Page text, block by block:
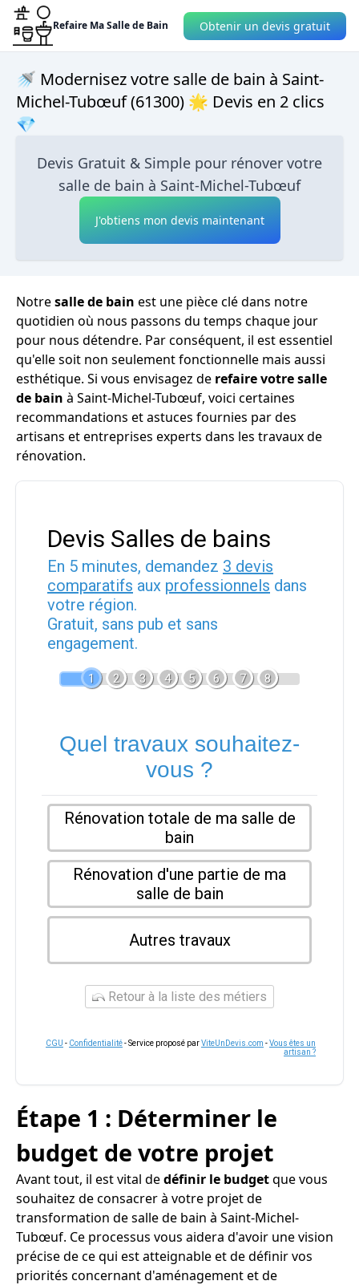
Refaire Ma Salle de Bain Obtenir un devis gratuit
🚿 Modernisez votre salle de bain à Saint-
Michel-Tubœuf (61300) 🌟 Devis en 2 clics
💎
Devis Gratuit & Simple pour rénover votre
salle de bain à Saint-Michel-Tubœuf
J'obtiens mon devis maintenant
Notresalle de bain est une pièce clé dans notre
quotidien où nous passons du temps chaque jour
pour nous détendre. Par conséquent, il est essentiel
qu'elle soit non seulement fonctionnelle mais aussi
esthétique. Si vous envisagez de refaire votre salle
de bain à Saint-Michel-Tubœuf, voici certaines
recommandations et astuces fournies par des
artisans et entreprises experts dans les travaux de
rénovation.
Devis Salles de bains
En 5 minutes, demandez 3 devis
comparatifs aux professionnels dans
votre région.
Gratuit, sans pub et sans
engagement.
1 2 3 4 5 6 7 8
Quel travaux souhaitez-
vous ?
Rénovation totale de ma salle de
bain
Rénovation d'une partie de ma
salle de bain
Autres travaux
Retour à la liste des métiers
CGU - Confidentialité- Service proposé parViteUnDevis.com -Vous êtes un
artisan ?
Étape 1 : Déterminer le
budget de votre projet
Avant tout, il est vital dedéfinir le budgetque vous
souhaitez de consacrer à votre projet de
transformation de salle de bain à Saint-Michel-
Tubœuf. Ce processus vous aidera d'avoir une vision
précise de ce qui est atteignable et de définir vos
priorités concernant d'aménagement et de